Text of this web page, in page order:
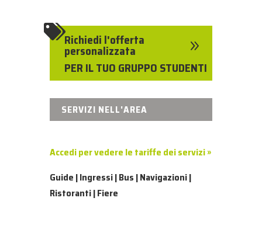
Richiedi l'offerta
personalizzata
PER IL TUO GRUPPO STUDENTI
9
SERVIZI NELL'AREA
Accedi per vedere le tariffe dei servizi »
Guide | Ingressi | Bus | Navigazioni |
Ristoranti | Fiere